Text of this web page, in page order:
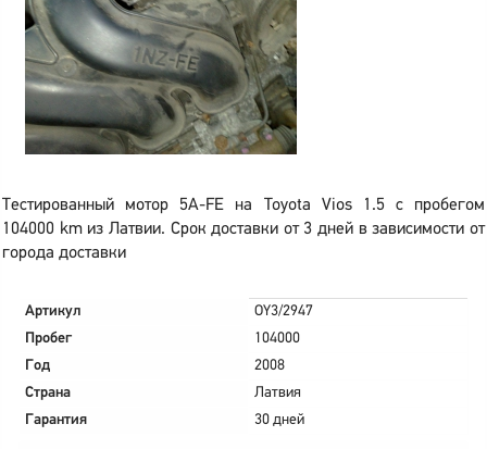
Тестированный мотор 5A-FE на Toyota Vios 1.5 с пробегом
104000 km из Латвии. Срок доставки от 3 дней в зависимости от
города доставки
Артикул
OY3/2947
Пробег
104000
Год
2008
Страна
Латвия
Гарантия
30 дней